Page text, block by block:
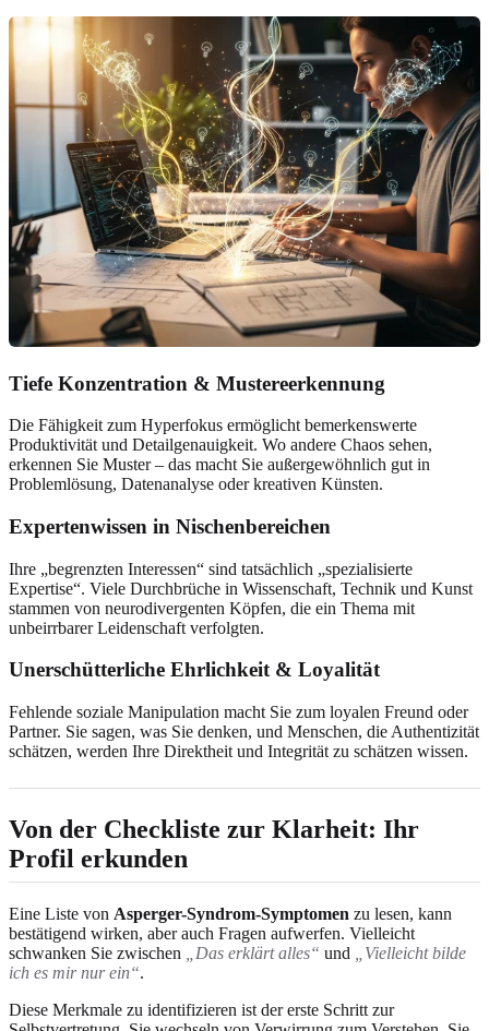
Tiefe Konzentration & Mustereerkennung
Die Fähigkeit zum Hyperfokus ermöglicht bemerkenswerte
Produktivität und Detailgenauigkeit. Wo andere Chaos sehen,
erkennen Sie Muster – das macht Sie außergewöhnlich gut in
Problemlösung, Datenanalyse oder kreativen Künsten.
Expertenwissen in Nischenbereichen
Ihre „begrenzten Interessen“ sind tatsächlich „spezialisierte
Expertise“. Viele Durchbrüche in Wissenschaft, Technik und Kunst
stammen von neurodivergenten Köpfen, die ein Thema mit
unbeirrbarer Leidenschaft verfolgten.
Unerschütterliche Ehrlichkeit & Loyalität
Fehlende soziale Manipulation macht Sie zum loyalen Freund oder
Partner. Sie sagen, was Sie denken, und Menschen, die Authentizität
schätzen, werden Ihre Direktheit und Integrität zu schätzen wissen.
Von der Checkliste zur Klarheit: Ihr
Profil erkunden
Eine Liste von Asperger-Syndrom-Symptomen zu lesen, kann
bestätigend wirken, aber auch Fragen aufwerfen. Vielleicht
schwanken Sie zwischen
„Das erklärt alles“ und
„Vielleicht bilde
ich es mir nur ein“.
Diese Merkmale zu identifizieren ist der erste Schritt zur